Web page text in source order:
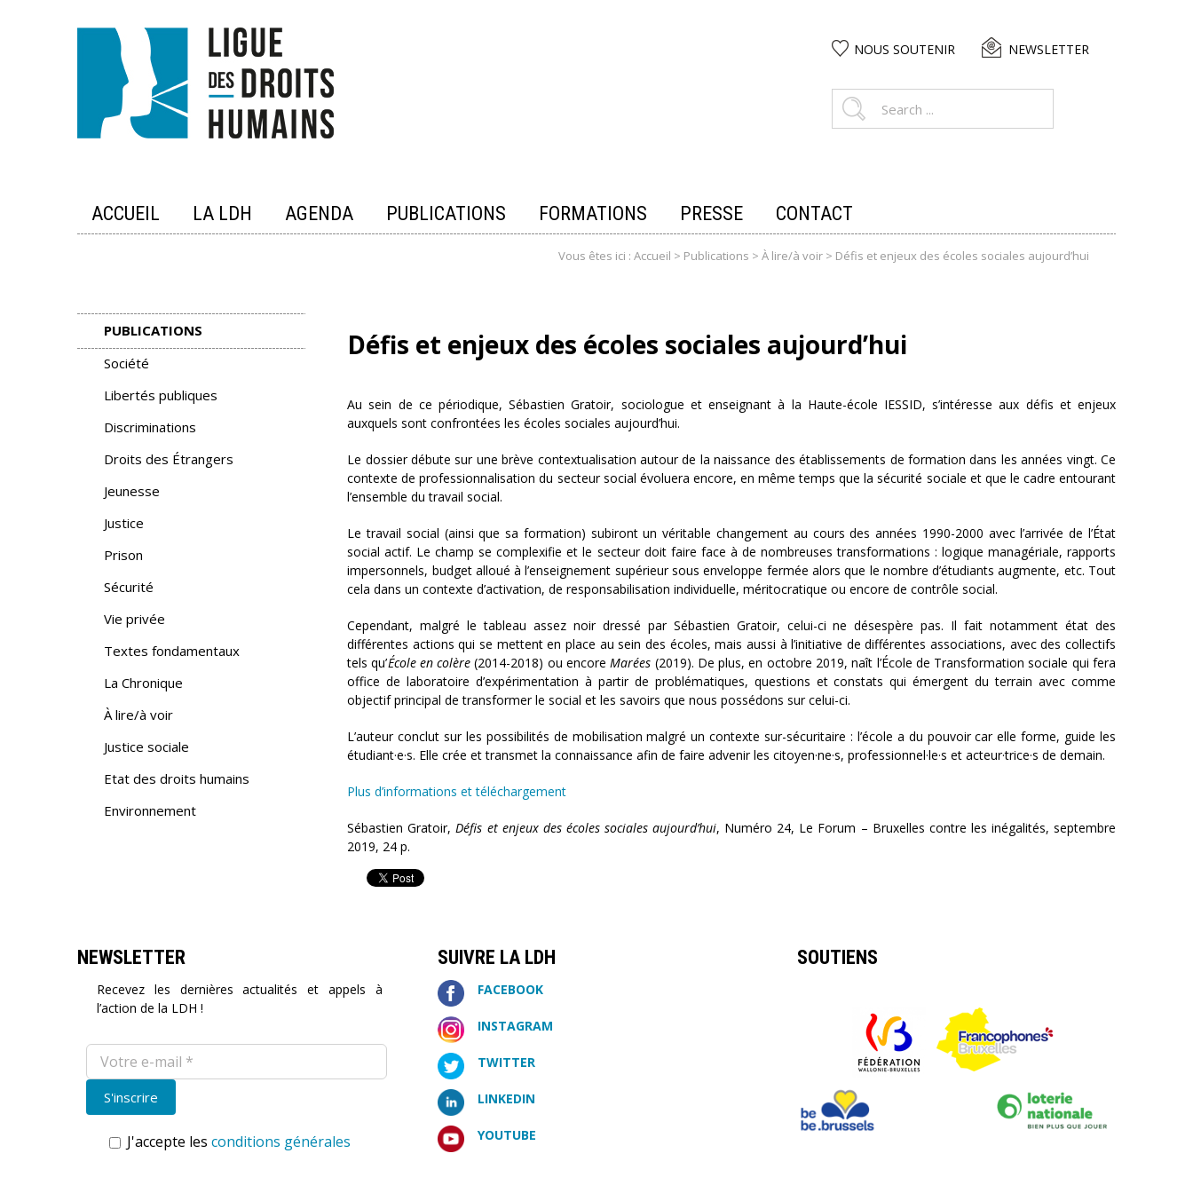
NOUS SOUTENIR NEWSLETTER
ACCUEIL LA LDH AGENDA PUBLICATIONS FORMATIONS PRESSE CONTACT
Vous êtes ici : Accueil > Publications > À lire/à voir> Défis et enjeux des écoles sociales aujourd’hui
Défis et enjeux des écoles sociales aujourd’hui
Au sein de ce périodique, Sébastien Gratoir, sociologue et enseignant à la Haute-école IESSID, s’intéresse aux défis et enjeux
auxquels sont confrontées les écoles sociales aujourd’hui.
Le dossier débute sur une brève contextualisation autour de la naissance des établissements de formation dans les années vingt. Ce
contexte de professionnalisation du secteur social évoluera encore, en même temps que la sécurité sociale et que le cadre entourant
l’ensemble du travail social.
Le travail social (ainsi que sa formation) subiront un véritable changement au cours des années 1990-2000 avec l’arrivée de l’État
social actif. Le champ se complexifie et le secteur doit faire face à de nombreuses transformations : logique managériale, rapports
impersonnels, budget alloué à l’enseignement supérieur sous enveloppe fermée alors que le nombre d’étudiants augmente, etc. Tout
cela dans un contexte d’activation, de responsabilisation individuelle, méritocratique ou encore de contrôle social.
Cependant, malgré le tableau assez noir dressé par Sébastien Gratoir, celui-ci ne désespère pas. Il fait notamment état des
différentes actions qui se mettent en place au sein des écoles, mais aussi à l’initiative de différentes associations, avec des collectifs
tels qu’École en colère (2014-2018) ou encoreMarées (2019). De plus, en octobre 2019, naît l’École de Transformation sociale qui fera
office de laboratoire d’expérimentation à partir de problématiques, questions et constats qui émergent du terrain avec comme
objectif principal de transformer le social et les savoirs que nous possédons sur celui-ci.
L’auteur conclut sur les possibilités de mobilisation malgré un contexte sur-sécuritaire : l’école a du pouvoir car elle forme, guide les
étudiant·e·s. Elle crée et transmet la connaissance afin de faire advenir les citoyen·ne·s, professionnel·le·s et acteur·trice·s de demain.
Plus d’informations et téléchargement
Sébastien Gratoir, Défis et enjeux des écoles sociales aujourd’hui, Numéro 24, Le Forum – Bruxelles contre les inégalités, septembre
2019, 24 p.
PUBLICATIONS
Société
Libertés publiques
Discriminations
Droits des Étrangers
Jeunesse
Justice
Prison
Sécurité
Vie privée
Textes fondamentaux
La Chronique
À lire/à voir
Justice sociale
Etat des droits humains
Environnement
NEWSLETTER
Recevez les dernières actualités et appels à
l’action de la LDH !
J'accepte les conditions générales
SUIVRE LA LDH
FACEBOOK
INSTAGRAM
TWITTER
LINKEDIN
YOUTUBE
SOUTIENS